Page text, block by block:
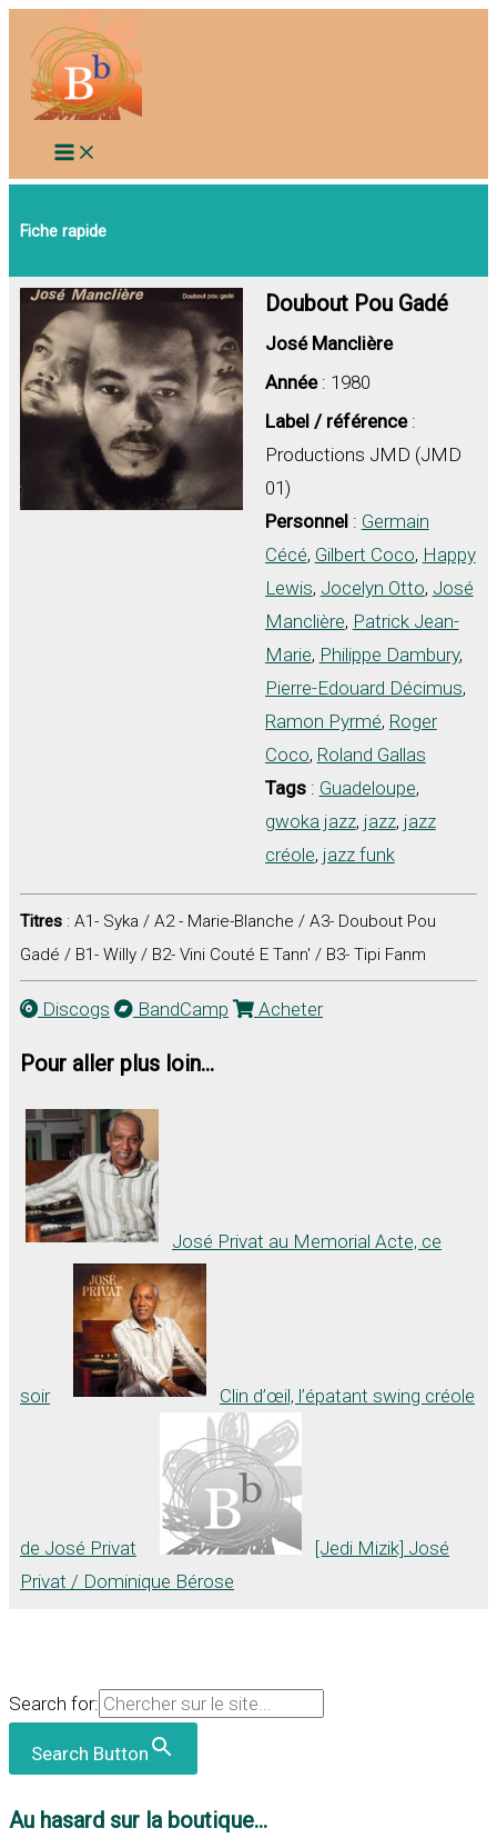
contenu
Fiche rapide
Doubout Pou Gadé
José Manclière
Année: 1980
Label / référence:
Productions JMD (JMD
01)
Personnel : Germain
Cécé, Gilbert Coco, Happy
Lewis, Jocelyn Otto, José
Manclière, Patrick Jean-
Marie, Philippe Dambury,
Pierre-Edouard Décimus,
Ramon Pyrmé, Roger
Coco, Roland Gallas
Tags: Guadeloupe,
gwoka jazz, jazz, jazz
créole, jazz funk
Titres : A1- Syka / A2 - Marie-Blanche / A3- Doubout Pou
Gadé / B1- Willy / B2- Vini Couté E Tann' / B3- Tipi Fanm
Discogs BandCamp Acheter
Pour aller plus loin...
José Privat au Memorial Acte, ce
soir Clin d’œil, l’épatant swing créole
de José Privat
[Jedi Mizik] José
Privat / Dominique Bérose
Search for:
Search Button
Au hasard sur la boutique...